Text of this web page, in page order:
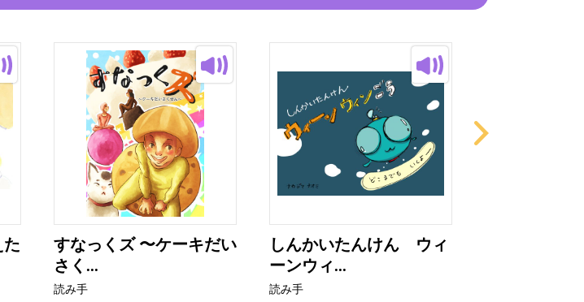
た
すなっくズ 〜ケーキだい
さく...
読み手
しんかいたんけん ウィ
ーンウィ...
読み手